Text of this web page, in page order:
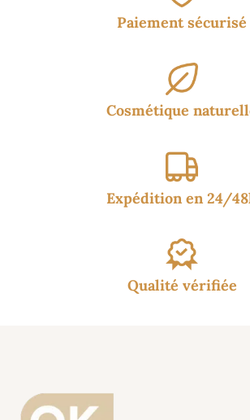
Paiement sécurisé
Cosmétique
Expédition en 24/
Qualité vérifiée